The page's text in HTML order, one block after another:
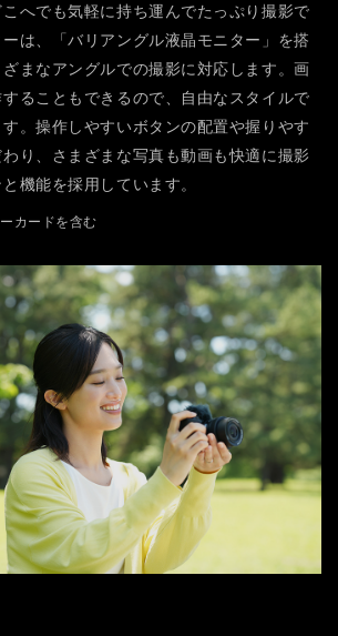
へでも気軽に持ち運んでたっぷり撮影で
は、「バリアングル液晶モニター」を搭
まなアングルでの撮影に対応します。画
ることもできるので、自由なスタイルで
。操作しやすいボタンの配置や握りやす
り、さまざまな写真も動画も快適に撮影
機能を採用しています。
カードを含む